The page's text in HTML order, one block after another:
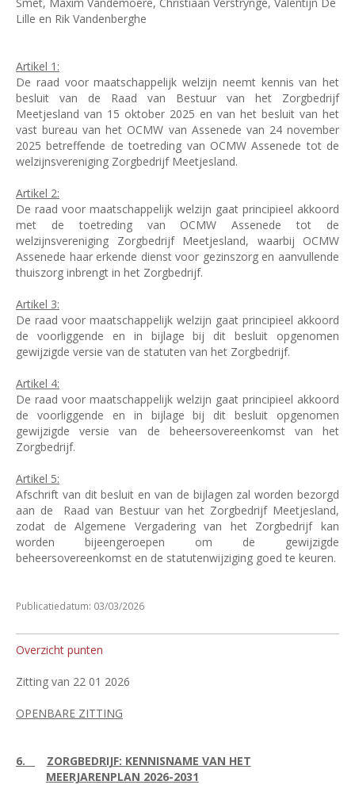
Lille en Rik Vandenberghe
Artikel 1:
De raad voor maatschappelijk welzijn neemt kennis van het
besluit van de Raad van Bestuur van het Zorgbedrijf
Meetjesland van 15 oktober 2025 en van het besluit van het
vast bureau van het OCMW van Assenede van 24 november
2025 betreffende de toetreding van OCMW Assenede tot de
welzijnsvereniging Zorgbedrijf Meetjesland.
Artikel 2:
De raad voor maatschappelijk welzijn gaat principieel akkoord
met de toetreding van OCMW Assenede tot de
welzijnsvereniging Zorgbedrijf Meetjesland, waarbij OCMW
Assenede haar erkende dienst voor gezinszorg en aanvullende
thuiszorg inbrengt in het Zorgbedrijf.
Artikel 3:
De raad voor maatschappelijk welzijn gaat principieel akkoord
de voorliggende en in bijlage bij dit besluit opgenomen
gewijzigde versie van de statuten van het Zorgbedrijf.
Artikel 4:
De raad voor maatschappelijk welzijn gaat principieel akkoord
de voorliggende en in bijlage bij dit besluit opgenomen
gewijzigde versie van de beheersovereenkomst van het
Zorgbedrijf.
Artikel 5:
Afschrift van dit besluit en van de bijlagen zal worden bezorgd
aan de
Raad van Bestuur van het Zorgbedrijf Meetjesland,
zodat de Algemene Vergadering van het Zorgbedrijf kan
worden bijeengeroepen om de gewijzigde
beheersovereenkomst en de statutenwijziging goed te keuren.
Publicatiedatum: 03/03/2026
Overzicht punten
Zitting van 22 01 2026
OPENBARE ZITTING
6.
ZORGBEDRIJF: KENNISNAME VAN HET
MEERJARENPLAN 2026-2031